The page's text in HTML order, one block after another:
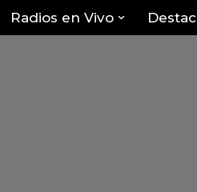
Radios en Vivo